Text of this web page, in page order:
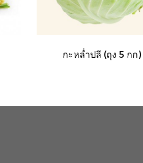
กะหล่ำปลี (ถุง 5 กก)